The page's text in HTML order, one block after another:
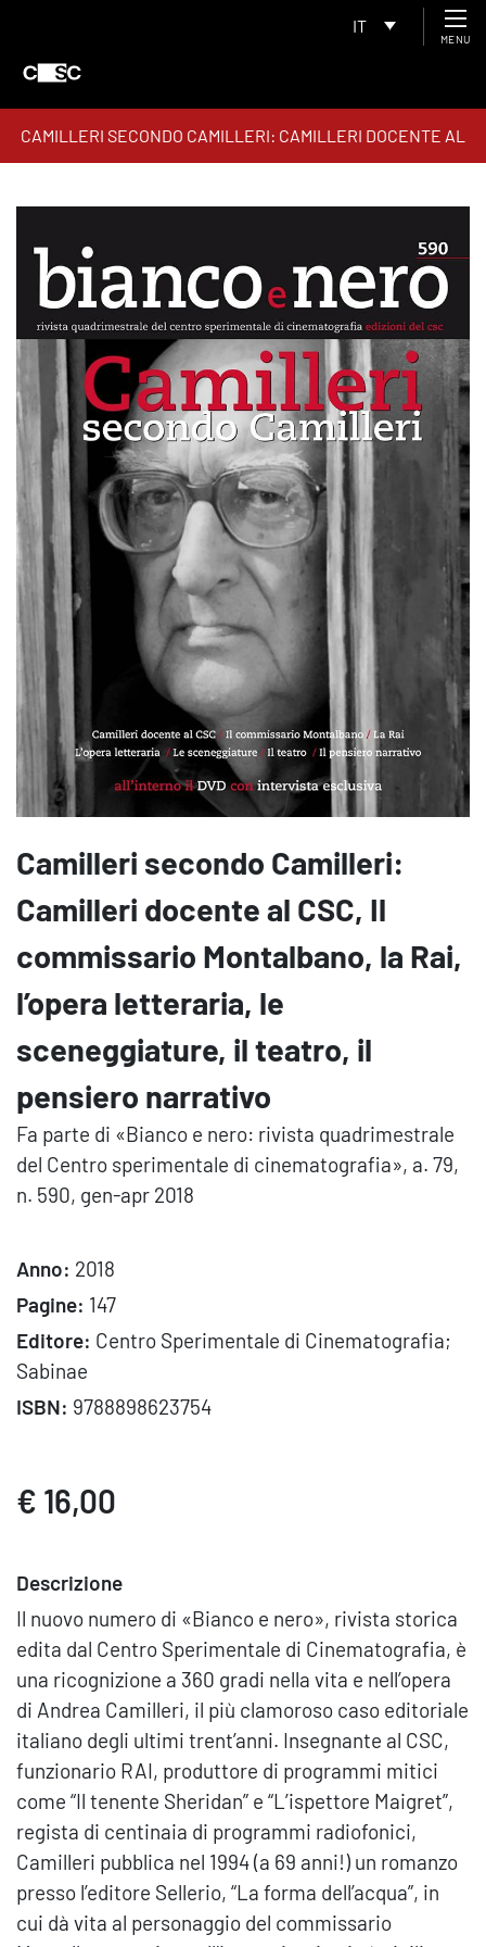
IT
MENU
CAMILLERI SECONDO CAMILLERI: CAMILLERI DOCENTE AL
CSC, IL COMMISSARIO MONTALBANO, LA RAI, L’OPERA
Camilleri secondo Camilleri:
Camilleri docente al CSC, Il
commissario Montalbano, la Rai,
l’opera letteraria, le
sceneggiature, il teatro, il
pensiero narrativo
Fa parte di «Bianco e nero: rivista quadrimestrale
del Centro sperimentale di cinematografia», a. 79,
n. 590, gen-apr 2018
Anno: 2018
Pagine: 147
Editore: Centro Sperimentale di Cinematografia;
Sabinae
ISBN: 9788898623754
€ 16,00
Descrizione
Il nuovo numero di «Bianco e nero», rivista storica
edita dal Centro Sperimentale di Cinematografia, è
una ricognizione a 360 gradi nella vita e nell’opera
di Andrea Camilleri, il più clamoroso caso editoriale
italiano degli ultimi trent’anni. Insegnante al CSC,
funzionario RAI, produttore di programmi mitici
come “Il tenente Sheridan” e “L’ispettore Maigret”,
regista di centinaia di programmi radiofonici,
Camilleri pubblica nel 1994 (a 69 anni!) un romanzo
presso l’editore Sellerio, “La forma dell’acqua”, in
cui dà vita al personaggio del commissario